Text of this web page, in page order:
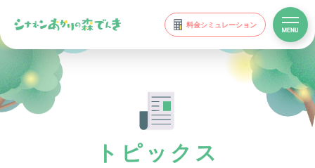
料金シミュレーション
トピックス